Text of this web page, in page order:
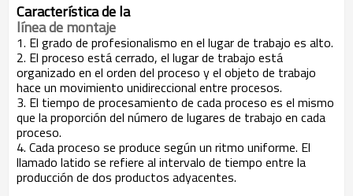
Característica de la
línea de montaje
1. El grado de profesionalismo en el lugar de trabajo es alto.
2. El proceso está cerrado, el lugar de trabajo está
organizado en el orden del proceso y el objeto de trabajo
hace un movimiento unidireccional entre procesos.
3. El tiempo de procesamiento de cada proceso es el mismo
que la proporción del número de lugares de trabajo en cada
proceso.
4. Cada proceso se produce según un ritmo uniforme. El
llamado latido se refiere al intervalo de tiempo entre la
producción de dos productos adyacentes.